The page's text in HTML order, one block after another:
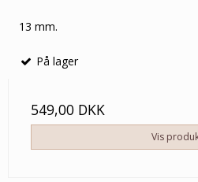
13 mm.
På lager
549,00 DKK
Vis